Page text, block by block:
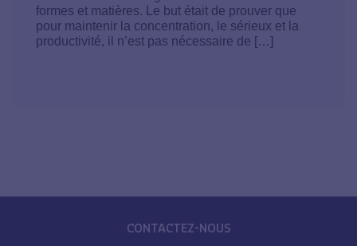
formes et matières. Le but était de prouver que
pour maintenir la concentration, le sérieux et la
productivité, il n’est pas nécessaire de […]
CONTACTEZ-NOUS